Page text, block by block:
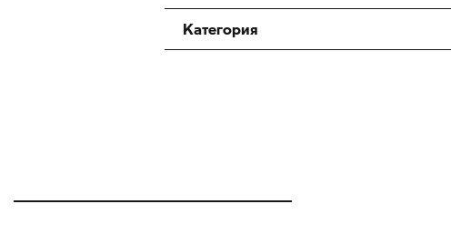
Категория